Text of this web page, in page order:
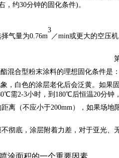
约30分钟的固化条件)。
气量为0.76m
3
／min或更大的空压
混合型粉末涂料的理想固化条件是：
，白色的涂层老化后会泛黄。如
需2-3小时，到180℃后恒温20分钟
（不应小于200mm），如果场
底，涂层附着力差，对于亚光、
涂面积的一个重要因素。